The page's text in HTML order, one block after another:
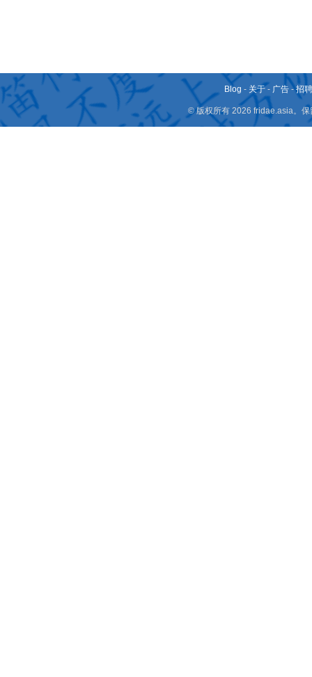
Blog - 关于 - 广告 -招
© 版权所有 2026 fridae.asia。